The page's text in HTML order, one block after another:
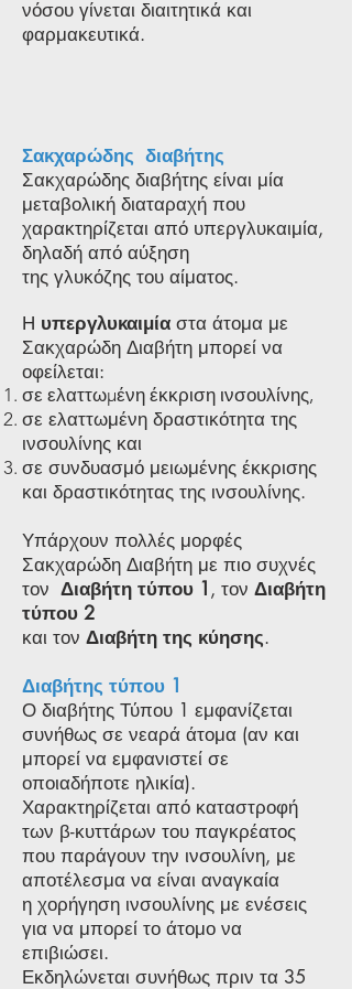
νόσου γίνεται διαιτητικά και
φαρμακευτικά.
Σακχαρώδης διαβήτης
Σακχαρώδης διαβήτης είναι μία
μεταβολική διαταραχή που
χαρακτηρίζεται από υπεργλυκαιμία,
δηλαδή από αύξηση
της γλυκόζης του αίματος.
Η υπεργλυκαιμία στα άτομα με
Σακχαρώδη Διαβήτη μπορεί να
οφείλεται:
σε ελαττωμένη έκκριση ινσουλίνης,
σε ελαττωμένη δραστικότητα της
ινσουλίνης και
σε συνδυασμό μειωμένης έκκρισης
και δραστικότητας της ινσουλίνης.
Υπάρχουν πολλές μορφές
Σακχαρώδη Διαβήτη με πιο συχνές
τον Διαβήτη τύπου 1 , τον Διαβήτη
τύπου 2
και τον Διαβήτη της κύησης.
Διαβήτης τύπου 1
Ο διαβήτης Τύπου 1 εμφανίζεται
συνήθως σε νεαρά άτομα (αν και
μπορεί να εμφανιστεί σε
οποιαδήποτε ηλικία).
Χαρακτηρίζεται από καταστροφή
των β-κυττάρων του παγκρέατος
που παράγουν την ινσουλίνη, με
αποτέλεσμα να είναι αναγκαία
η χορήγηση ινσουλίνης με ενέσεις
για να μπορεί το άτομο να
επιβιώσει.
Εκδηλώνεται συνήθως πριν τα 35